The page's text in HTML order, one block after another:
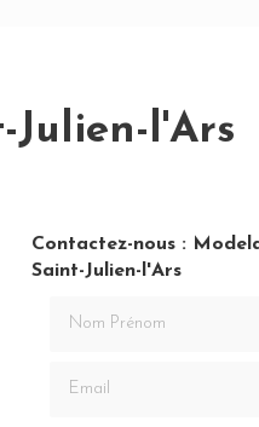
Julien-l'Ars
Contactez-nous :
Saint-Julien-l'Ars